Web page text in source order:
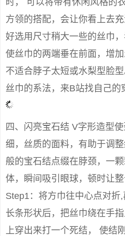
方领的搭配，会让你看上去
好选用尺寸稍大一些的丝巾，
使丝巾的两端垂在前面，增
不适合脖子太短或水梨型脸型
丝巾的系法，来B站找自己的
四、闪亮宝石结 V字形造型
细，丝质的面料，有助于调
般的宝石结点缀在脖颈，一
体，瞬间吸引眼球，顿时让整
Step1：将方巾往中心点对折
长条形状后，把丝巾绕在手
上穿出来打一个死结， 使结